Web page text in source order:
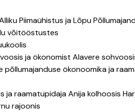
Piimaühistus ja Lõpu
võitööstustes
ja ökonomist Alavere
põllumajanduse ökonoomika ja
ja raamatupidaja Anija kolhoosis
rajoonis